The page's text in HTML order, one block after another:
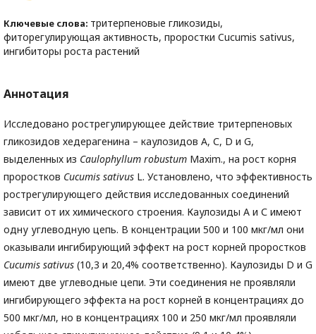
Ключевые слова: тритерпеновые гликозиды,
фиторегулирующая активность, проростки Cucumis sativus,
ингибиторы роста растений
Аннотация
Исследовано рострегулирующее действие тритерпеновых
гликозидов хедерагенина – каулозидов А, С, D и G,
выделенных из Caulophyllum robustum Maxim., на рост корня
проростков Cucumis sativus L. Установлено, что эффективность
рострегулирующего действия исследованных соединений
зависит от их химического строения. Каулозиды А и С имеют
одну углеводную цепь. В концентрации 500 и 100 мкг/мл они
оказывали ингибирующий эффект на рост корней проростков
Cucumis sativus (10,3 и 20,4% соответственно). Каулозиды D и G
имеют две углеводные цепи. Эти соединения не проявляли
ингибирующего эффекта на рост корней в концентрациях до
500 мкг/мл, но в концентрациях 100 и 250 мкг/мл проявляли